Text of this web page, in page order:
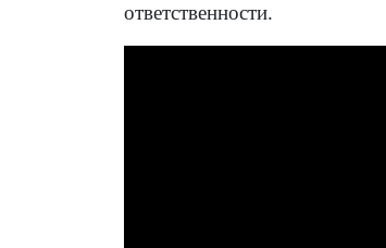
ответственности.